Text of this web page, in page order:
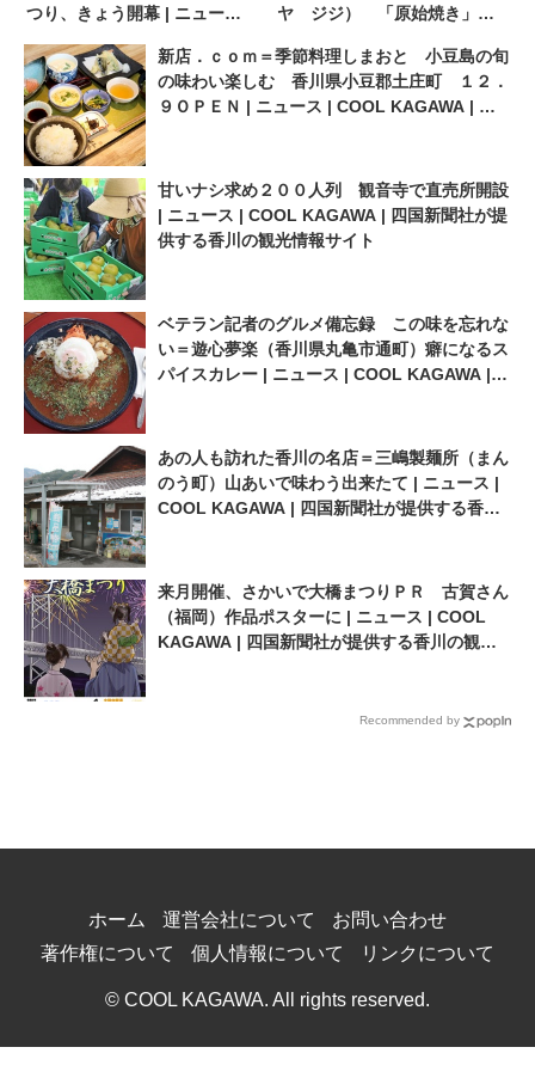
つり、きょう開幕 | ニュース |
が提供する香川の観光情報サ
イト
ヤ ジジ） 「原始焼き」の
市 ６．２１ＯＰＥＮ | ニュ
ース | COOL KAGAWA | 四国
新聞社が提供する香川の観光
新店．ｃｏｍ＝季節料理しまおと 小豆島の旬
の味わい楽しむ 香川県小豆郡土庄町 １２．
９ＯＰＥＮ | ニュース | COOL KAGAWA | 四
甘いナシ求め２００人列 観音寺で直売所開設
| ニュース | COOL KAGAWA | 四国新聞社が提
供する香川の観光情報サイト
ベテラン記者のグルメ備忘録 この味を忘れな
い＝遊心夢楽（香川県丸亀市通町）癖になるス
パイスカレー | ニュース | COOL KAGAWA |
あの人も訪れた香川の名店＝三嶋製麺所（まん
のう町）山あいで味わう出来たて | ニュース |
COOL KAGAWA | 四国新聞社が提供する香川
来月開催、さかいで大橋まつりＰＲ 古賀さん
（福岡）作品ポスターに | ニュース | COOL
KAGAWA | 四国新聞社が提供する香川の観光
Recommended by
ホーム 運営会社について
お問い合わせ
著作権について
個人情報について リンクについて
© COOL KAGAWA. All rights reserved.